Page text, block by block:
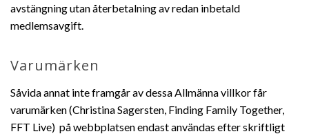
avstängning utan återbetalning av redan inbetald
medlemsavgift.
Varumärken
Såvida annat inte framgår av dessa Allmänna villkor får
varumärken (Christina Sagersten, Finding Family Together,
FFT Live) på webbplatsen endast användas efter skriftligt